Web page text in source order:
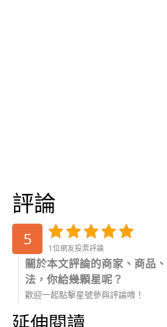
評論
5 1位網友投票評論
關於本文評論的商家、商品
法，你給幾顆星呢？
歡迎一起點擊星號參與評論唷！